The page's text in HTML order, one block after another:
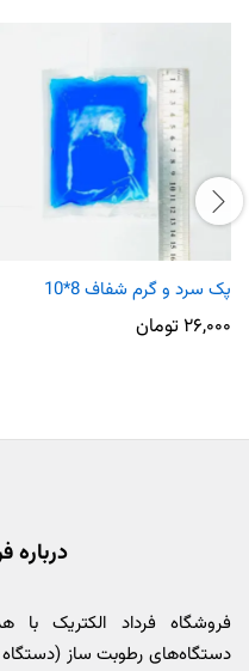
پک سرد و گرم شفاف 8*10
۲۶,۰۰۰ تومان
درباره
فروشگاه فرداد
دستگاه‌های رطوبت ساز